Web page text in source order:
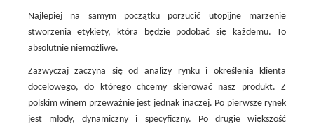
Najlepiej na samym początku porzucić utopijne marzenie
stworzenia etykiety, która będzie podobać się każdemu. To
absolutnie niemożliwe.
Zazwyczaj zaczyna się od analizy rynku i określenia klienta
docelowego, do którego chcemy skierować nasz produkt. Z
polskim winem przeważnie jest jednak inaczej. Po pierwsze rynek
jest młody, dynamiczny i specyficzny. Po drugie większość